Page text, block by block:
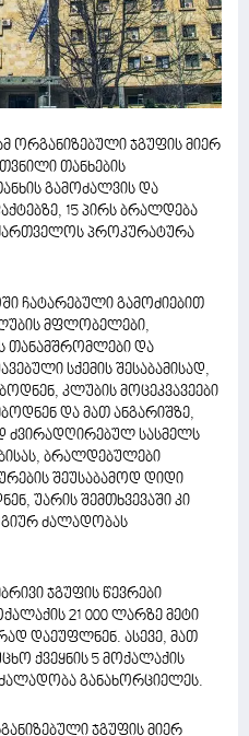
ორგანიზებული ჯგუფის მიერ
თანხების
გამოძალვის და
15 პირს ბრალდება
პროკურატურა
ჩატარებული გამოძიებით
მფლობელები,
თანამშრომლები და
სქემის შესაბამისად,
კლუბის მოცეკვავეები
და მათ ანგარიშზე,
ძვირადღირებულ სასმელს
ბრალდებულები
შეუსაბამოდ დიდი
უარის შემთხვევაში კი
ძალადობას
ჯგუფის წევრები
21 000 ლარზე მეტი
დაეუფლნენ. ასევე, მათ
ქვეყნის 5 მოქალაქის
განახორციელეს.
ჯგუფის მიერ